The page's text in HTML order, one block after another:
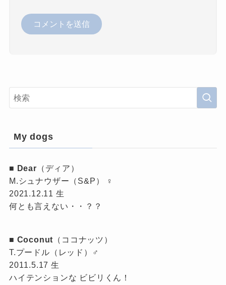
My dogs
■ Dear （ディア）
M.シュナウザー（S&P） ♀
2021.12.11 生
何とも言えない・・？？
■ Coconut （ココナッツ）
T.プードル（レッド）♂
2011.5.17 生
ハイテンションな ビビリくん！